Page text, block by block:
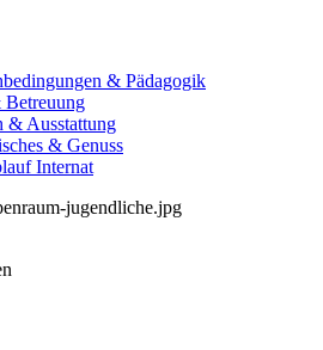
& Pädagogik
Betreuung
& Ausstattung
& Genuss
Internat